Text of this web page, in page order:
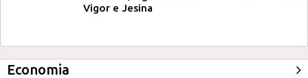
Vigor e Jesina
Economia